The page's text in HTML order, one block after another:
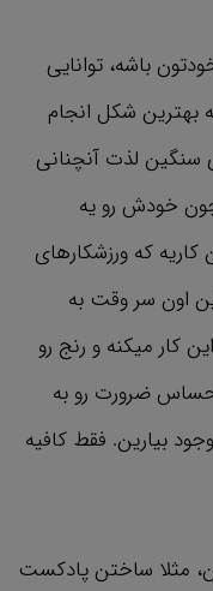
باشه، توانایی
بهترین شکل انجام
سنگین لذت آنچنانی
چون خودش رو یه
که ورزشکارهای
اون سر وقت به
کار میکنه و رنج رو
ضرورت رو به
بیارین. فقط کافیه
مثلا ساختن پادکست